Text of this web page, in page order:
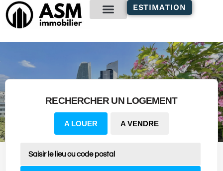
principal
ESTIMATION
RECHERCHER UN LOGEMENT
A LOUER A VENDRE